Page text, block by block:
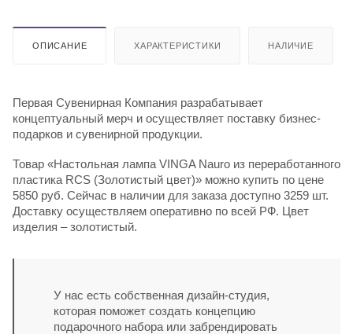
ОПИСАНИЕ ХАРАКТЕРИСТИКИ НАЛИЧИЕ
Первая Сувенирная Компания разрабатывает
концептуальный мерч и осуществляет поставку бизнес-
подарков и сувенирной продукции.
Товар «Настольная лампа VINGA Nauro из переработанного
пластика RCS (Золотистый цвет)» можно купить по цене
5850 руб. Сейчас в наличии для заказа доступно 3259 шт.
Доставку осуществляем оперативно по всей РФ. Цвет
изделия – золотистый.
У нас есть собственная дизайн-студия,
которая поможет создать концепцию
подарочного набора или забрендировать